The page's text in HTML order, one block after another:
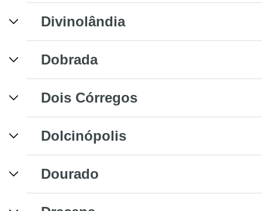
Divinolândia
Dobrada
Dois Córregos
Dolcinópolis
Dourado